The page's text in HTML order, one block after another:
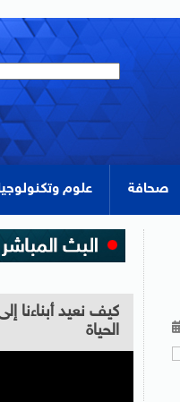
صحافة علوم
كيف نعيد أبناءنا
الحياة